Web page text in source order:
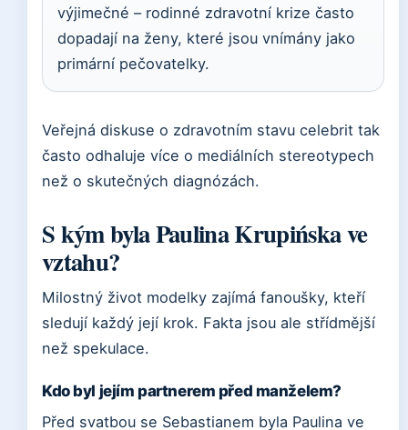
výjimečné – rodinné zdravotní krize často
dopadají na ženy, které jsou vnímány jako
primární pečovatelky.
Veřejná diskuse o zdravotním stavu celebrit tak
často odhaluje více o mediálních stereotypech
než o skutečných diagnózách.
S kým byla Paulina Krupińska ve
vztahu?
Milostný život modelky zajímá fanoušky, kteří
sledují každý její krok. Fakta jsou ale střídmější
než spekulace.
Kdo byl jejím partnerem před manželem?
Před svatbou se Sebastianem byla Paulina ve